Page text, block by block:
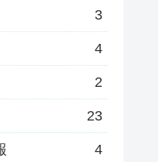
3
4
2
23
4